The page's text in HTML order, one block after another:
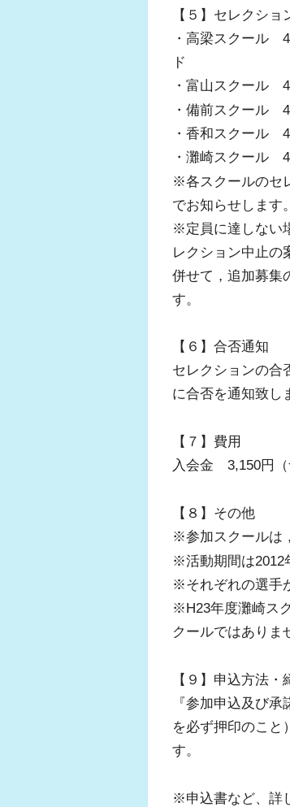
【５】セレクシ
・高梁スクール
ド
・富山スクール
・備前スクール
・香和スクール
・灘崎スクール
※各スクールのセ
でお知らせします。
※定員に達しない
レクション中止の
併せて，追加募集
す。
【６】合否通知
セレクションの合
に合否を通知致し
【７】費用
入会金 3,150円
【８】その他
※参加スクールは
※活動期間は2012
※それぞれの選手
※H23年度灘崎ス
クールではありま
【９】申込方法・
『参加申込及び
を必ず押印のこと
す。
※申込書など、詳